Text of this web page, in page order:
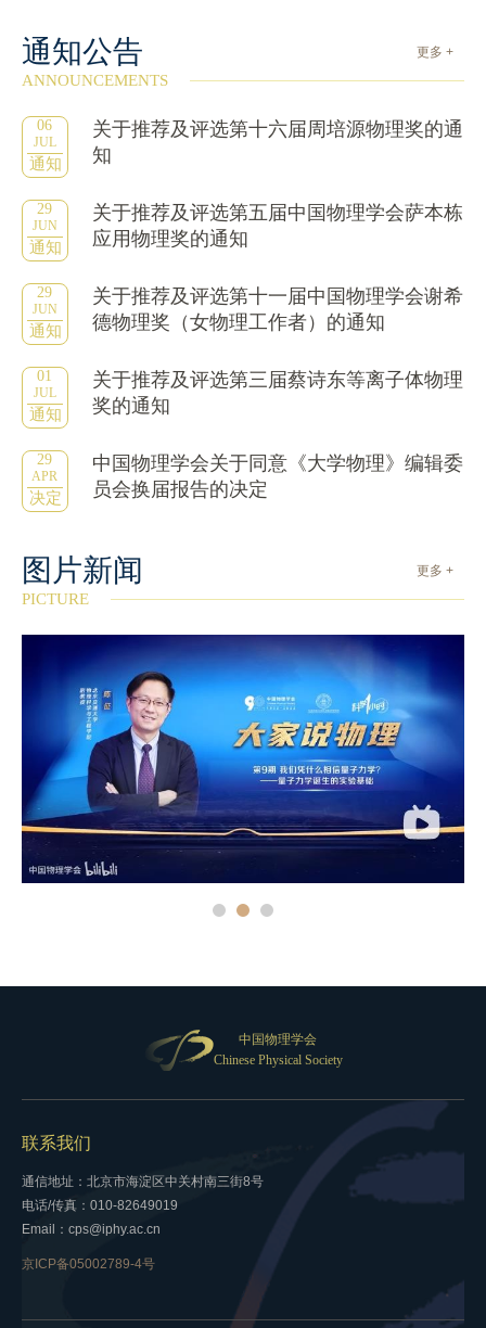
通知公告 更多 +
ANNOUNCEMENTS
06
JUL
通知
关于推荐及评选第十六届周培源物理奖的通
知
29
JUN
通知
关于推荐及评选第五届中国物理学会萨本栋
应用物理奖的通知
29
JUN
通知
关于推荐及评选第十一届中国物理学会谢希
德物理奖（女物理工作者）的通知
01
JUL
通知
关于推荐及评选第三届蔡诗东等离子体物理
奖的通知
29
APR
决定
中国物理学会关于同意《大学物理》编辑委
员会换届报告的决定
更多 +
图片新闻
PICTURE
中国物理学会
Chinese Physical Society
联系我们
通信地址：北京市海淀区中关村南三街8号
电话/传真：010-82649019
Email：cps@iphy.ac.cn
京ICP备05002789-4号